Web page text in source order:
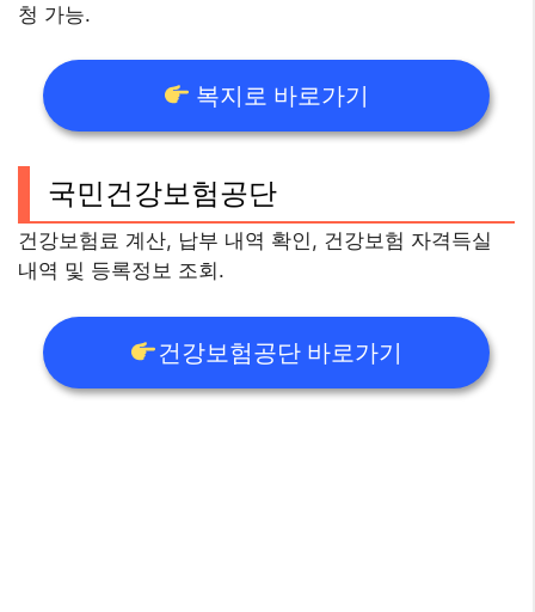
청 가능.
복지로 바로가기
국민건강보험공단
건강보험료 계산, 납부 내역 확인, 건강보험 자격득실
내역 및 등록정보 조회.
건강보험공단 바로가기